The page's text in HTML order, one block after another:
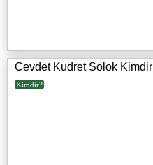
Cevdet Kudret Solok Kimdir
Kimdir?